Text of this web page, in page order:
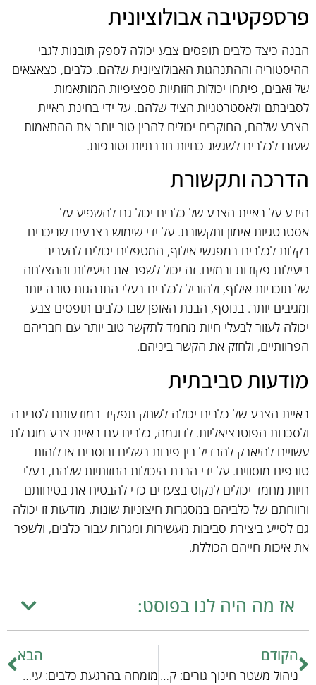
פרספקטיבה אבולוציונית
הבנה כיצד כלבים תופסים צבע יכולה לספק תובנות לגבי
ההיסטוריה וההתנהגות האבולוציונית שלהם. כלבים, כצאצאים
של זאבים, פיתחו יכולות חזותיות ספציפיות המותאמות
לסביבתם ולאסטרטגיות הציד שלהם. על ידי בחינת ראיית
הצבע שלהם, החוקרים יכולים להבין טוב יותר את ההתאמות
שעזרו לכלבים לשגשג כחיות חברתיות וטורפות.
הדרכה ותקשורת
הידע על ראיית הצבע של כלבים יכול גם להשפיע על
אסטרטגיות אימון ותקשורת. על ידי שימוש בצבעים שניכרים
בקלות לכלבים במפגשי אילוף, המטפלים יכולים להעביר
ביעילות פקודות ורמזים. זה יכול לשפר את היעילות וההצלחה
של תוכניות אילוף, ולהוביל לכלבים בעלי התנהגות טובה יותר
ומגיבים יותר. בנוסף, הבנת האופן שבו כלבים תופסים צבע
יכולה לעזור לבעלי חיות מחמד לתקשר טוב יותר עם חבריהם
הפרוותיים, ולחזק את הקשר ביניהם.
מודעות סביבתית
ראיית הצבע של כלבים יכולה לשחק תפקיד במודעותם לסביבה
ולסכנות הפוטנציאליות. לדוגמה, כלבים עם ראיית צבע מוגבלת
עשויים להיאבק להבדיל בין פירות בשלים ובוסרים או לזהות
טורפים מוסווים. על ידי הבנת היכולות החזותיות שלהם, בעלי
חיות מחמד יכולים לנקוט בצעדים כדי להבטיח את בטיחותם
ורווחתם של כלביהם במסגרות חיצוניות שונות. מודעות זו יכולה
גם לסייע ביצירת סביבות מעשירות ומגרות עבור כלבים, ולשפר
את איכות חייהם הכוללת.
אז מה היה לנו בפוסט:
הקודם
ניהול משטר חינוך גורים: קורס מקצועי לגידול גורי כלבים
הבא
מומחה בהרגעת כלבים: עידן חדש של דיסציפלינה